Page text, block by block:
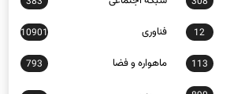
12 فناوری 10901
113 ماهواره و فضا 793
890
206